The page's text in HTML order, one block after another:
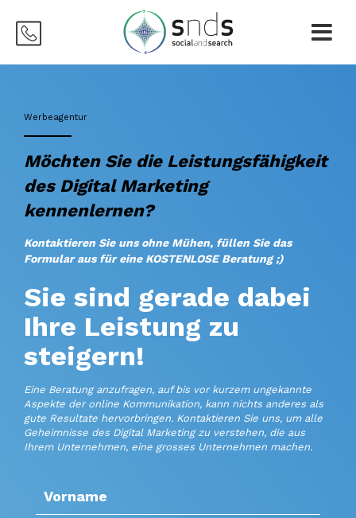
Werbeagentur
Möchten Sie die Leistungsfähigkeit
des Digital Marketing
kennenlernen?
Kontaktieren Sie uns ohne Mühen, füllen Sie das
Formular aus für eine KOSTENLOSE Beratung ;)
Sie sind gerade dabei
Ihre Leistung zu
steigern!
Eine Beratung anzufragen, auf bis vor kurzem ungekannte
Aspekte der online Kommunikation, kann nichts anderes als
gute Resultate hervorbringen. Kontaktieren Sie uns, um alle
Geheimnisse des Digital Marketing zu verstehen, die aus
Ihrem Unternehmen, eine grosses Unternehmen machen.